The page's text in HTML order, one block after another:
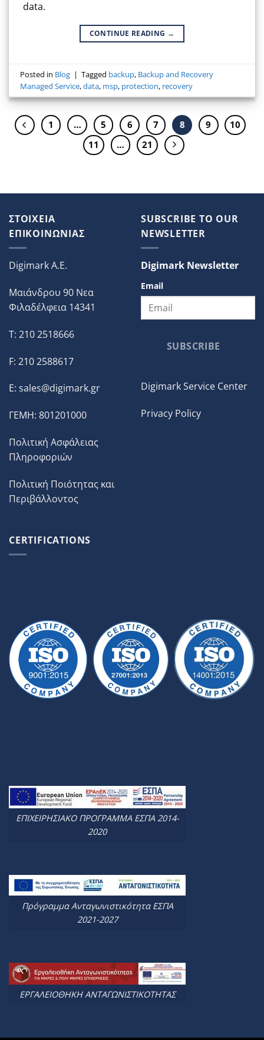
data.
CONTINUE READING →
Posted in Blog | Tagged backup, Backup and Recovery
Managed Service,data, msp, protection, recovery
1 … 5 6 7 8 9
10
11
… 21
ΣΤΟΙΧΕΙΑ
ΕΠΙΚΟΙΝΩΝΙΑΣ
Digimark A.E.
Μαιάνδρου 90 Νεα
Φιλαδέλφεια 14341
T: 210 2518666
F: 210 2588617
E: sales@digimark.gr
ΓΕΜΗ: 801201000
Πολιτική Ασφάλειας
Πληροφοριών
Πολιτική Ποιότητας και
Περιβάλλοντος
SUBSCRIBE TO OUR
NEWSLETTER
Digimark Newsletter
Email
SUBSCRIBE
Digimark Service Center
Privacy Policy
CERTIFICATIONS
ΕΠΙΧΕΙΡΗΣΙΑΚΟ ΠΡΟΓΡΑΜΜΑ ΕΣΠΑ 2014-
2020
Πρόγραμμα Ανταγωνιστικότητα ΕΣΠΑ
2021-2027
ΕΡΓΑΛΕΙΟΘΗΚΗ ΑΝΤΑΓΩΝΙΣΤΙΚΟΤΗΤΑΣ